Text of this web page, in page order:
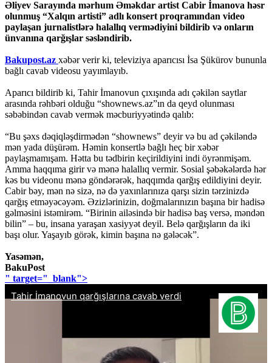
Əliyev Sarayında mərhum Əməkdar artist Cabir İmanova həsr
olunmuş “Xalqın artisti” adlı konsert proqramından video
paylaşan jurnalistlərə halallıq vermədiyini bildirib və onların
ünvanına qarğışlar səsləndirib.
Bakupost.az xəbər verir ki, televiziya aparıcısı İsa Şükürov bununla
bağlı cavab videosu yayımlayıb.
Aparıcı bildirib ki, Tahir İmanovun çıxışında adı çəkilən saytlar
arasında rəhbəri olduğu “shownews.az”ın da qeyd olunması
səbəbindən cavab vermək məcburiyyətində qalıb:
“Bu şəxs dəqiqləşdirmədən “shownews” deyir və bu ad çəkiləndə
mən yada düşürəm. Həmin konsertlə bağlı heç bir xəbər
paylaşmamışam. Hətta bu tədbirin keçirildiyini indi öyrənmişəm.
Amma haqqıma girir və mənə halallıq vermir. Sosial şəbəkələrdə hər
kəs bu videonu mənə göndərərək, haqqımda qarğış edildiyini deyir.
Cabir bəy, mən nə sizə, nə də yaxınlarınıza qarşı sizin tərzinizdə
qarğış etməyəcəyəm. Əzizlərinizin, doğmalarınızın başına bir hadisə
gəlməsini istəmirəm. “Birinin ailəsində bir hadisə baş versə, məndən
bilin” – bu, insana yaraşan xasiyyət deyil. Belə qarğışların da iki
başı olur. Yaşayıb görək, kimin başına nə gələcək”.
Yasəmən,
BakuPost
" target="_blank">